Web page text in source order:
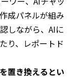
成パネルが組み
しながら、AIに
り、レポートド
置き換えるとい